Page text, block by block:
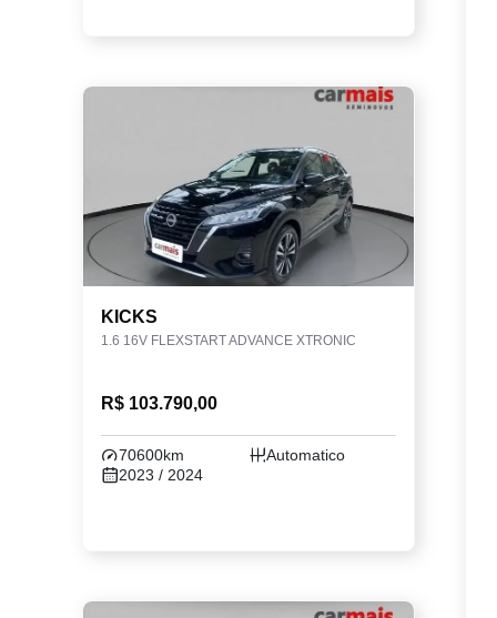
KICKS
1.6 16V FLEXSTART ADVANCE XTRONIC
R$ 103.790,00
70600km
Automatico
2023 / 2024